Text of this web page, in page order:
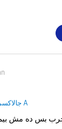
جالاكسى A
بس ده مش